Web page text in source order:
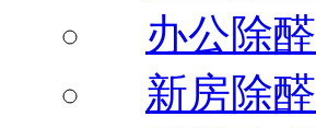
办公除醛
新房除醛